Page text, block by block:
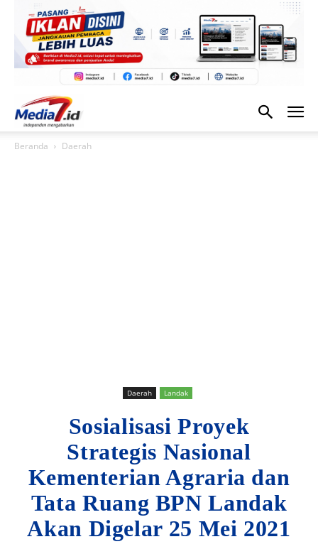
Beranda Daerah
Daerah Landak
Sosialisasi Proyek
Strategis Nasional
Kementerian Agraria dan
Tata Ruang BPN Landak
Akan Digelar 25 Mei 2021